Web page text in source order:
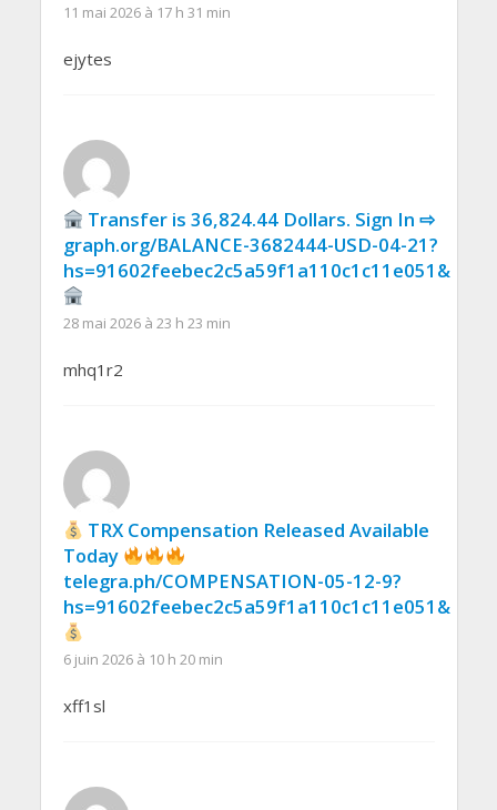
11 mai 2026 à 17 h 31 min
ejytes
Transfer is 36,824.44 Dollars. Sign In ⇨
graph.org/BALANCE-3682444-USD-04-21?
hs=91602feebec2c5a59f1a110c1c11e051&
28 mai 2026 à 23 h 23 min
mhq1r2
TRX Compensation Released Available
Today
telegra.ph/COMPENSATION-05-12-9?
hs=91602feebec2c5a59f1a110c1c11e051&
6 juin 2026 à 10 h 20 min
xff1sl